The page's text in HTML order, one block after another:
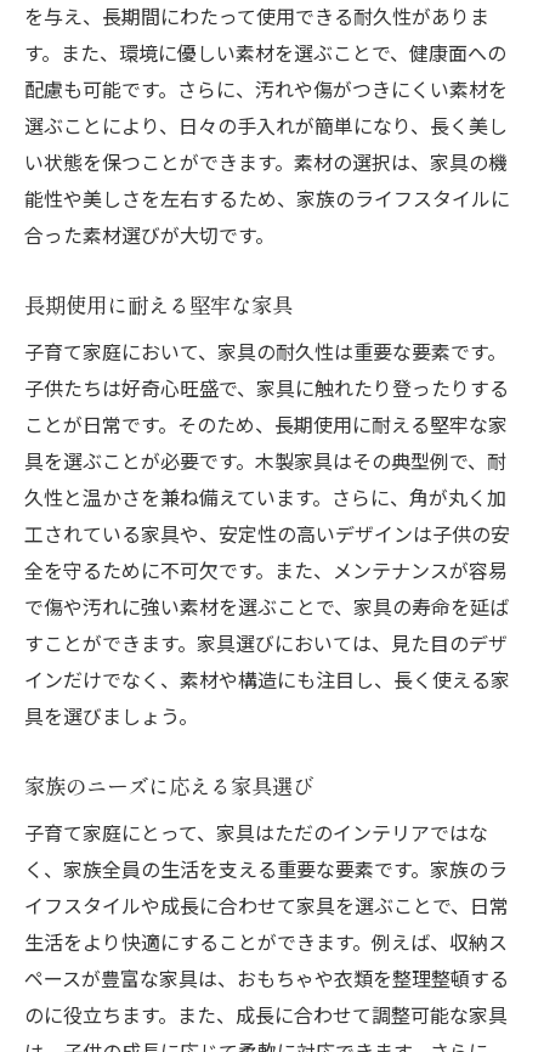
を与え、長期間にわたって使用できる耐久性がありま
す。また、環境に優しい素材を選ぶことで、健康面への
配慮も可能です。さらに、汚れや傷がつきにくい素材を
選ぶことにより、日々の手入れが簡単になり、長く美し
い状態を保つことができます。素材の選択は、家具の機
能性や美しさを左右するため、家族のライフスタイルに
合った素材選びが大切です。
長期使用に耐える堅牢な家具
子育て家庭において、家具の耐久性は重要な要素です。
子供たちは好奇心旺盛で、家具に触れたり登ったりする
ことが日常です。そのため、長期使用に耐える堅牢な家
具を選ぶことが必要です。木製家具はその典型例で、耐
久性と温かさを兼ね備えています。さらに、角が丸く加
工されている家具や、安定性の高いデザインは子供の安
全を守るために不可欠です。また、メンテナンスが容易
で傷や汚れに強い素材を選ぶことで、家具の寿命を延ば
すことができます。家具選びにおいては、見た目のデザ
インだけでなく、素材や構造にも注目し、長く使える家
具を選びましょう。
家族のニーズに応える家具選び
子育て家庭にとって、家具はただのインテリアではな
く、家族全員の生活を支える重要な要素です。家族のラ
イフスタイルや成長に合わせて家具を選ぶことで、日常
生活をより快適にすることができます。例えば、収納ス
ペースが豊富な家具は、おもちゃや衣類を整理整頓する
のに役立ちます。また、成長に合わせて調整可能な家具